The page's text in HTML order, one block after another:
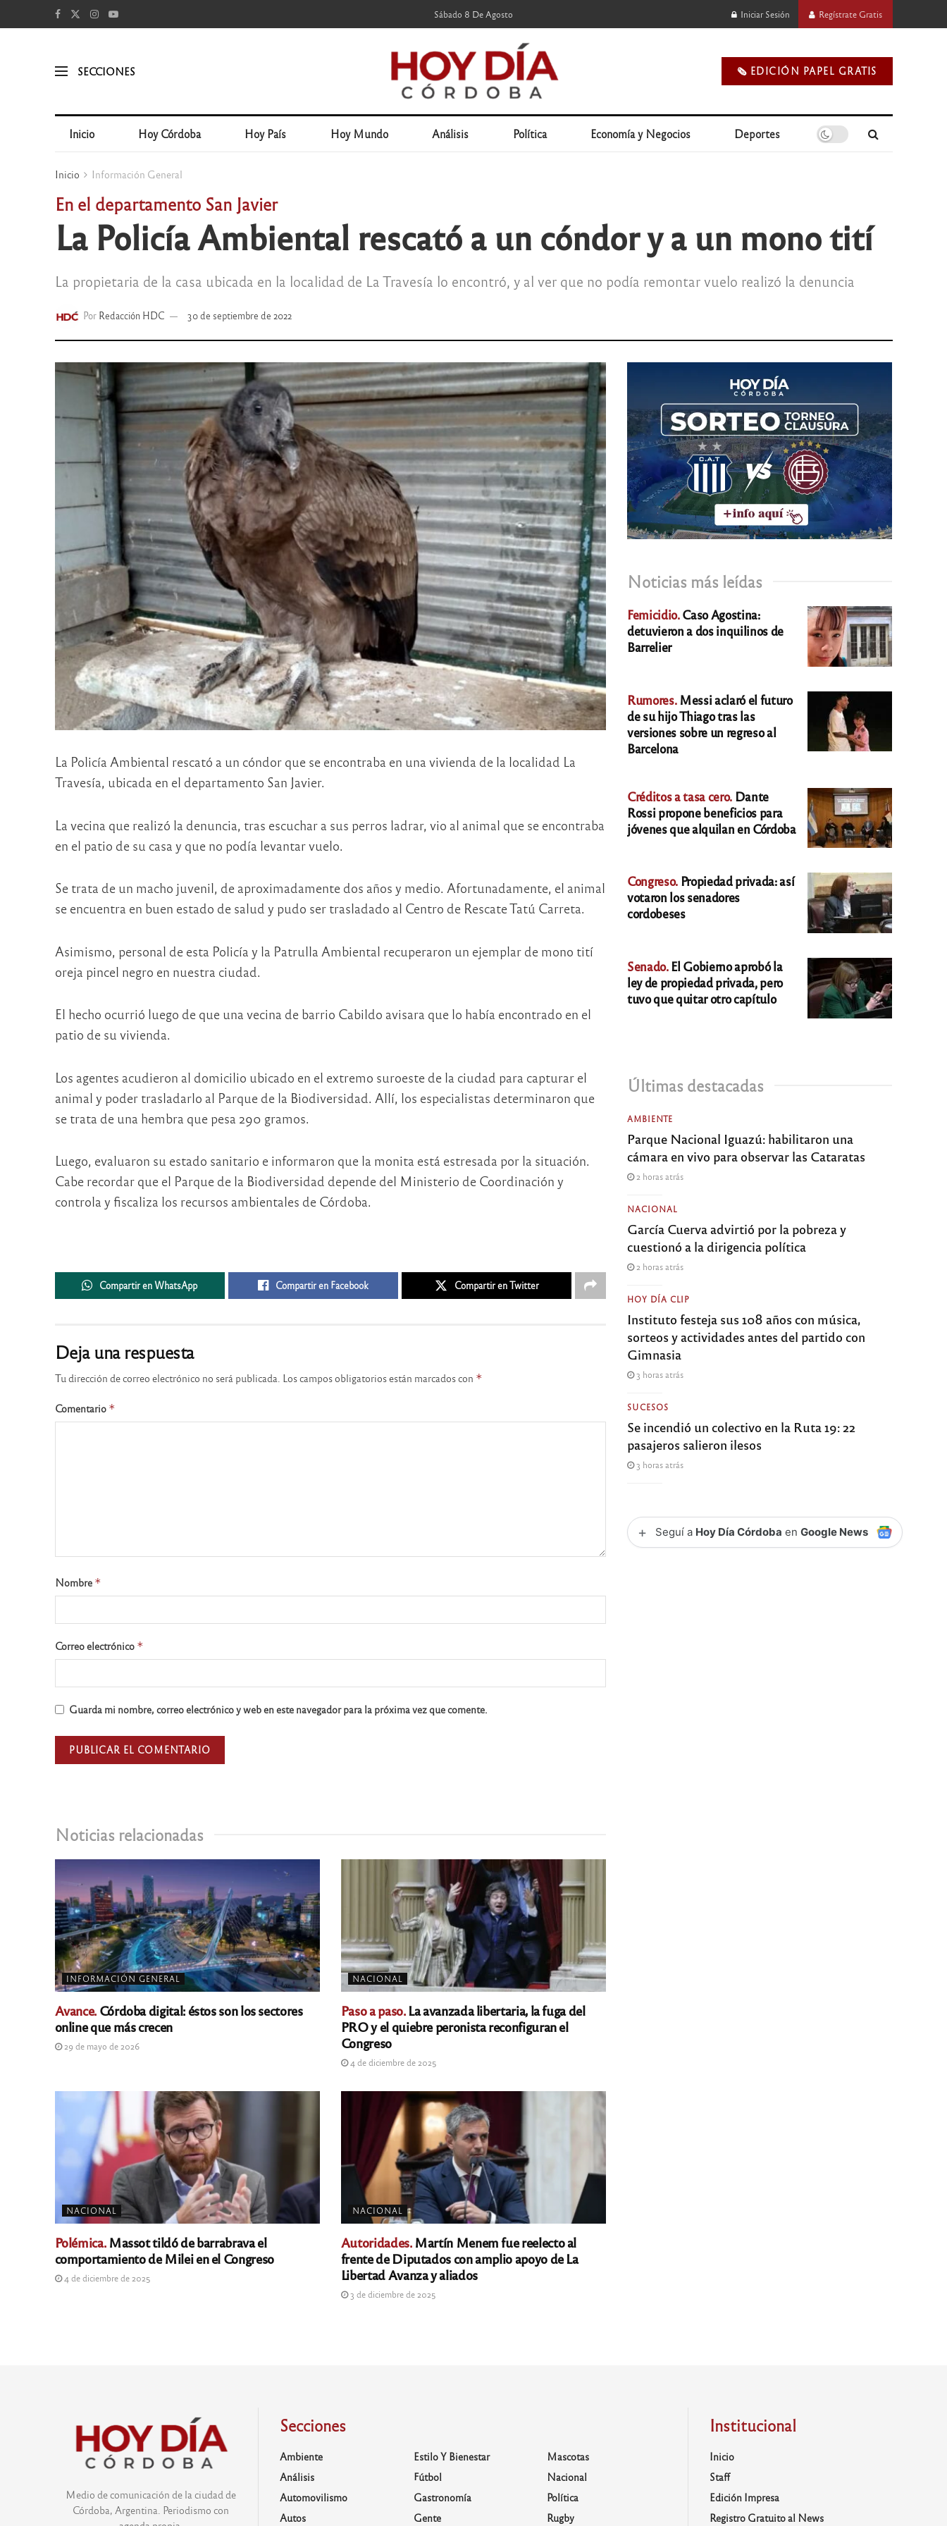
Sábado 8 De Agosto Iniciar Sesión Regístrate Gratis
SECCIONES 🗞️ EDICIÓN PAPEL GRATIS
Inicio Hoy Córdoba Hoy País Hoy Mundo Análisis Política Economía y Negocios Deportes
Inicio Información General
En el departamento San Javier
La Policía Ambiental rescató a un cóndor y a un mono tití
La propietaria de la casa ubicada en la localidad de La Travesía lo encontró, y al ver que no podía remontar vuelo realizó la denuncia
Por Redacción HDC 30 de septiembre de 2022
La Policía Ambiental rescató a un cóndor que se encontraba en una vivienda de la localidad La
Travesía, ubicada en el departamento San Javier.
La vecina que realizó la denuncia, tras escuchar a sus perros ladrar, vio al animal que se encontraba
en el patio de su casa y que no podía levantar vuelo.
Se trata de un macho juvenil, de aproximadamente dos años y medio. Afortunadamente, el animal
se encuentra en buen estado de salud y pudo ser trasladado al Centro de Rescate Tatú Carreta.
Asimismo, personal de esta Policía y la Patrulla Ambiental recuperaron un ejemplar de mono tití
oreja pincel negro en nuestra ciudad.
El hecho ocurrió luego de que una vecina de barrio Cabildo avisara que lo había encontrado en el
patio de su vivienda.
Los agentes acudieron al domicilio ubicado en el extremo suroeste de la ciudad para capturar el
animal y poder trasladarlo al Parque de la Biodiversidad. Allí, los especialistas determinaron que
se trata de una hembra que pesa 290 gramos.
Luego, evaluaron su estado sanitario e informaron que la monita está estresada por la situación.
Cabe recordar que el Parque de la Biodiversidad depende del Ministerio de Coordinación y
controla y fiscaliza los recursos ambientales de Córdoba.
Compartir en WhatsApp Compartir en Facebook Compartir en Twitter
Noticias relacionadas
INFORMACIÓN GENERAL
Avance.Córdoba digital: éstos son los sectores
online que más crecen
29 de mayo de 2026
NACIONAL
Paso a paso.La avanzada libertaria, la fuga del
PRO y el quiebre peronista reconfiguran el
Congreso
4 de diciembre de 2025
NACIONAL
Polémica.Massot tildó de barrabrava el
comportamiento de Milei en el Congreso
4 de diciembre de 2025
NACIONAL
Autoridades.Martín Menem fue reelecto al
frente de Diputados con amplio apoyo de La
Libertad Avanza y aliados
3 de diciembre de 2025
Deja una respuesta
Tu dirección de correo electrónico no será publicada. Los campos obligatorios están marcados con *
Comentario *
Nombre *
Correo electrónico *
Guarda mi nombre, correo electrónico y web en este navegador para la próxima vez que comente.
Noticias más leídas
Femicidio.Caso Agostina:
detuvieron a dos inquilinos de
Barrelier
Rumores.Messi aclaró el futuro
de su hijo Thiago tras las
versiones sobre un regreso al
Barcelona
Créditos a tasa cero. Dante
Rossi propone beneficios para
jóvenes que alquilan en Córdoba
Congreso. Propiedad privada: así
votaron los senadores
cordobeses
Senado.El Gobierno aprobó la
ley de propiedad privada, pero
tuvo que quitar otro capítulo
Últimas destacadas
AMBIENTE
Parque Nacional Iguazú: habilitaron una
cámara en vivo para observar las Cataratas
2 horas atrás
NACIONAL
García Cuerva advirtió por la pobreza y
cuestionó a la dirigencia política
2 horas atrás
HOY DÍA CLIP
Instituto festeja sus 108 años con música,
sorteos y actividades antes del partido con
Gimnasia
3 horas atrás
SUCESOS
Se incendió un colectivo en la Ruta 19: 22
pasajeros salieron ilesos
3 horas atrás
+ Seguí a Hoy Día Córdoba enGoogle News
Medio de comunicación de la ciudad de
Córdoba, Argentina. Periodismo con
Secciones
Ambiente
Análisis
Automovilismo
Autos
Estilo Y Bienestar
Fútbol
Gastronomía
Gente
Mascotas
Nacional
Política
Rugby
Institucional
Inicio
Staff
Edición Impresa
Registro Gratuito al News